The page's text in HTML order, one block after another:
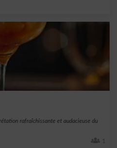
rafraîchissante et audacieuse du
1